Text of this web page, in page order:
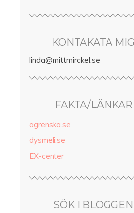
KONTAKATA MIG
linda@mittmirakel.se
FAKTA/LÄNKAR
agrenska.se
dysmeli.se
EX-center
SÖK I BLOGGEN